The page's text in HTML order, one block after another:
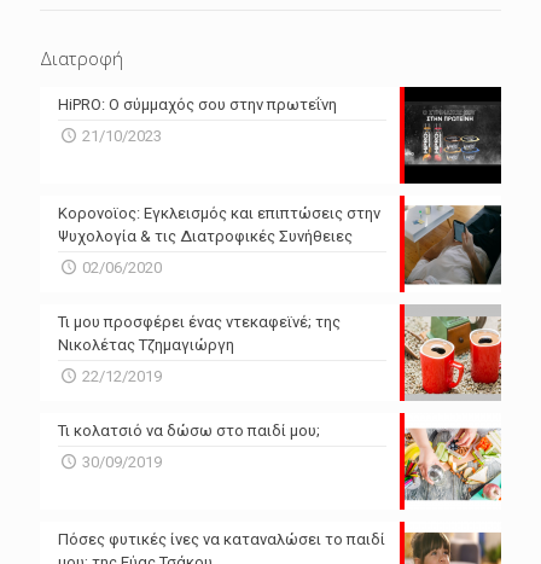
N/A
Powered by Forecast.io
Διατροφή
HiPRO: Ο σύμμαχός σου στην πρωτεΐνη
21/10/2023
Κορονοϊος: Εγκλεισμός και επιπτώσεις στην
Ψυχολογία & τις Διατροφικές Συνήθειες
02/06/2020
Τι μου προσφέρει ένας ντεκαφεϊνέ; της
Νικολέτας Τζημαγιώργη
22/12/2019
Τι κολατσιό να δώσω στο παιδί μου;
30/09/2019
Πόσες φυτικές ίνες να καταναλώσει το παιδί